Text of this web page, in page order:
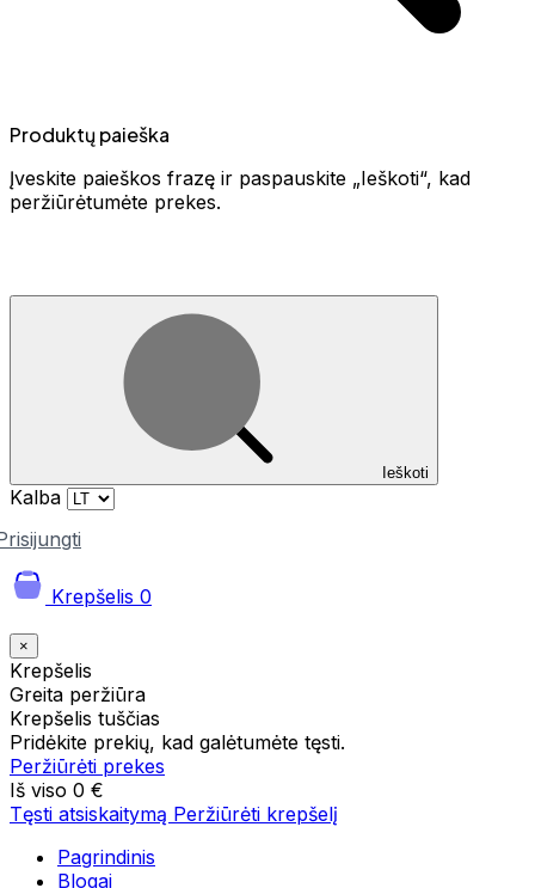
Produktų paieška
Įveskite paieškos frazę ir paspauskite „Ieškoti“, kad
peržiūrėtumėte prekes.
Ieškoti
Kalba
Krepšelis 0
×
Krepšelis
Greita peržiūra
Krepšelis tuščias
Pridėkite prekių, kad galėtumėte tęsti.
Peržiūrėti prekes
Iš viso 0 €
Tęsti atsiskaitymą Peržiūrėti krepšelį
Pagrindinis
Blogai